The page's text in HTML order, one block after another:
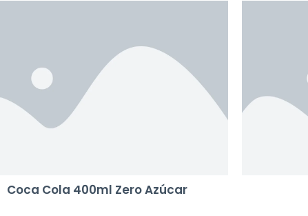
Coca Cola 400ml Zero Azúcar